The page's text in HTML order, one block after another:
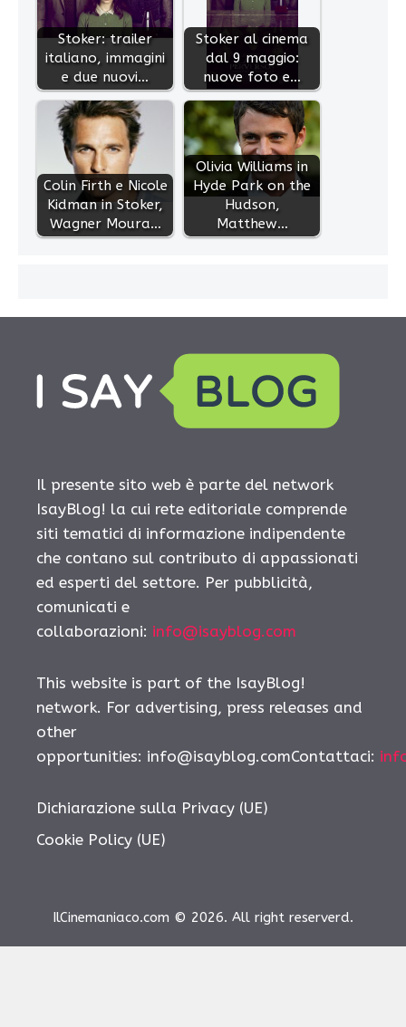
Stoker: trailer
italiano, immagini
e due nuovi…
Stoker al cinema
dal 9 maggio:
nuove foto e…
Colin Firth e Nicole
Kidman in Stoker,
Wagner Moura…
Olivia Williams in
Hyde Park on the
Hudson,
Matthew…
Il presente sito web è parte del network
IsayBlog! la cui rete editoriale comprende
siti tematici di informazione indipendente
che contano sul contributo di appassionati
ed esperti del settore. Per pubblicità,
comunicati e
collaborazioni: info@isayblog.com
This website is part of the IsayBlog!
network. For advertising, press releases and
other
opportunities: info@isayblog.comContattaci:
Dichiarazione sulla Privacy (UE)
Cookie Policy (UE)
IlCinemaniaco.com © 2026. All right reserverd.